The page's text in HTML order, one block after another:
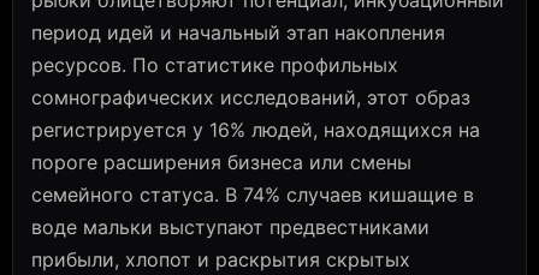
период идей и начальный этап накопления
ресурсов. По статистике профильных
сомнографических исследований, этот образ
регистрируется у 16% людей, находящихся на
пороге расширения бизнеса или смены
семейного статуса. В 74% случаев кишащие в
воде мальки выступают предвестниками
прибыли, хлопот и раскрытия скрытых